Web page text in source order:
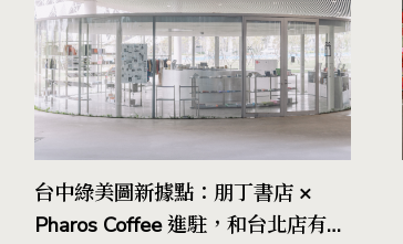
台中綠美圖新據點：朋丁書店 ×
Pharos Coffee 進駐，和台北店有哪